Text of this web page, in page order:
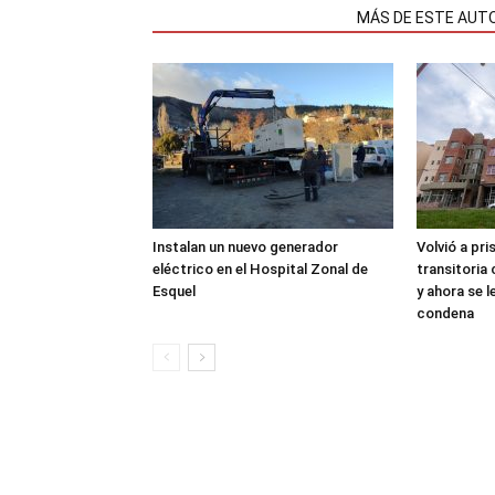
MÁS DE ESTE
Instalan un nuevo generador
eléctrico en el Hospital Zonal de
Esquel
Volvió a
transitoria
y ahora se
condena